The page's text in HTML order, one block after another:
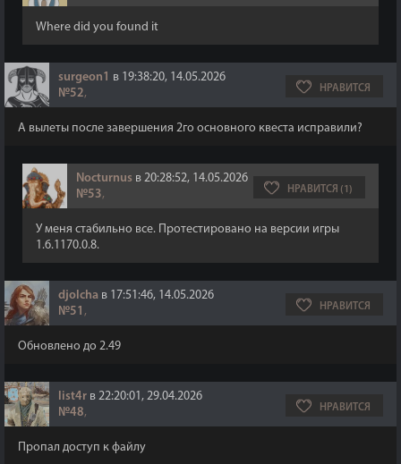
Where did you found it
surgeon1 в 19:38:20, 14.05.2026
№52, НРАВИТСЯ
А вылеты после завершения 2го основного квеста исправили?
Nocturnus в 20:28:52, 14.05.2026
№53, НРАВИТСЯ (1)
У меня стабильно все. Протестировано на версии игры
1.6.1170.0.8.
djolcha в 17:51:46, 14.05.2026
№51 , НРАВИТСЯ
Обновлено до 2.49
list4r в 22:20:01, 29.04.2026
№48, НРАВИТСЯ
Пропал доступ к файлу